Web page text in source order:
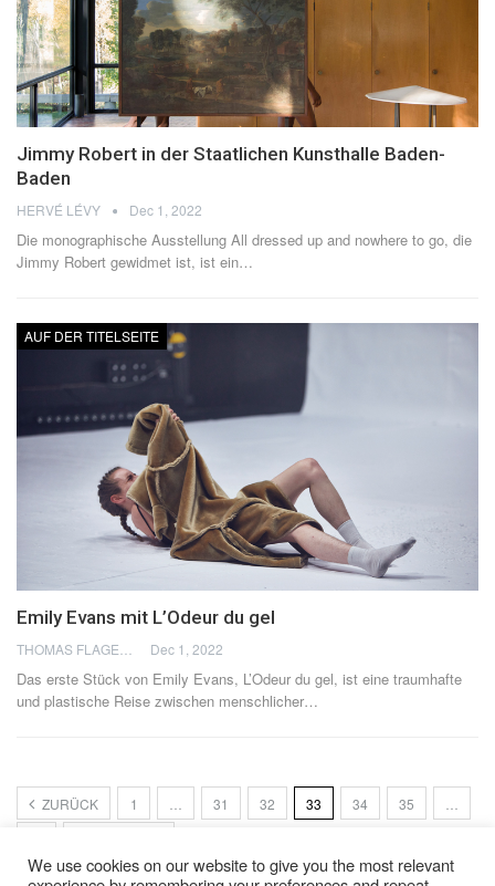
Jimmy Robert in der Staatlichen Kunsthalle Baden-
Baden
HERVÉ LÉVY Dec 1, 2022
Die monographische Ausstellung All dressed up and nowhere to go, die
Jimmy Robert gewidmet ist, ist ein…
AUF DER TITELSEITE
Emily Evans mit L’Odeur du gel
Dec 1, 2022
Das erste Stück von Emily Evans, L’Odeur du gel, ist eine traumhafte
und plastische Reise zwischen menschlicher…
ZURÜCK 1 31 32 33 34 35
We use cookies on our website to give you the most relevant